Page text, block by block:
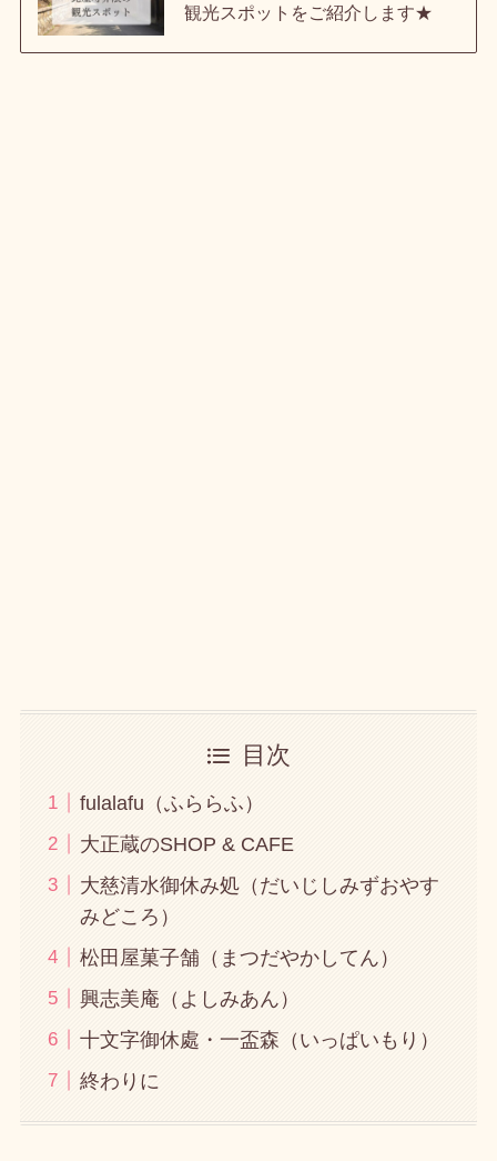
観光スポットをご紹介します★
目次
fulalafu（ふららふ）
大正蔵のSHOP & CAFE
大慈清水御休み処（だいじしみずおやす
みどころ）
松田屋菓子舗（まつだやかしてん）
興志美庵（よしみあん）
十文字御休處・一盃森（いっぱいもり）
終わりに